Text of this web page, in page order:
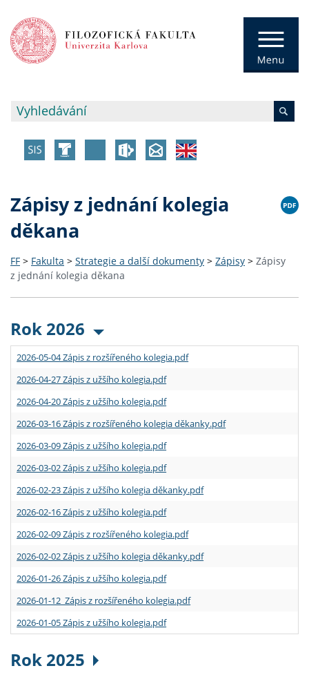
Zápisy z jednání kolegia
děkana
FF > Fakulta > Strategie a další dokumenty > Zápisy > Zápisy
z jednání kolegia děkana
Rok 2026
2026-05-04 Zápis z rozšířeného kolegia.pdf
2026-04-27 Zápis z užšího kolegia.pdf
2026-04-20 Zápis z užšího kolegia.pdf
2026-03-16 Zápis z rozšířeného kolegia děkanky.pdf
2026-03-09 Zápis z užšího kolegia.pdf
2026-03-02 Zápis z užšího kolegia.pdf
2026-02-23 Zápis z užšího kolegia děkanky.pdf
2026-02-16 Zápis z užšího kolegia.pdf
2026-02-09 Zápis z rozšířeného kolegia.pdf
2026-02-02 Zápis z užšího kolegia děkanky.pdf
2026-01-26 Zápis z užšího kolegia.pdf
2026-01-12 Zápis z rozšířeného kolegia.pdf
2026-01-05 Zápis z užšího kolegia.pdf
Rok 2025